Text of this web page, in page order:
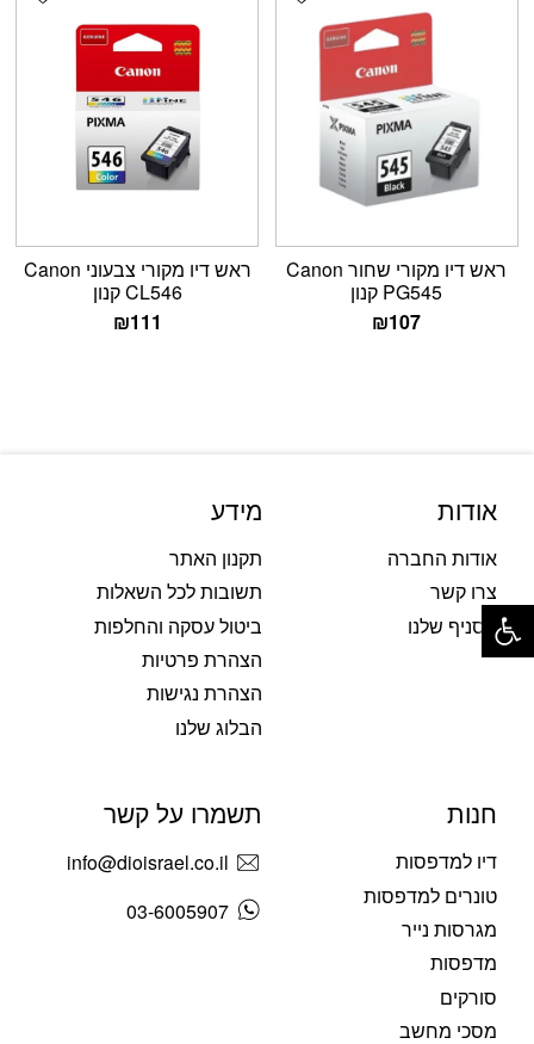
‏ראש דיו מקורי ‏שחור Canon
PG545 קנון
₪107
‏ראש דיו מקורי ‏צבעוני Canon
CL546 קנון
₪111
אודות
אודות החברה
צרו קשר
הסניף שלנו
מידע
תקנון האתר
תשובות לכל השאלות
ביטול עסקה והחלפות
הצהרת פרטיות
הצהרת נגישות
הבלוג שלנו
חנות
דיו למדפסות
טונרים למדפסות
מגרסות נייר
מדפסות
סורקים
מסכי מחשב
תשמרו על קשר
info@dioisrael.co.il
03-6005907
פתח סרגל נגישות